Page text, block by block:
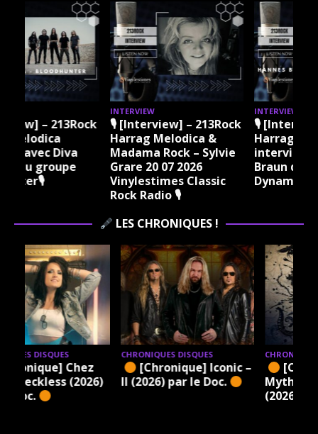
🎙 [Interview] – 213Rock
Harrag Melodica &
Madama Rock – Sylvie
Grare 20 07 2026
Vinylestimes Classic
🎙 [Interview] – 213Rock
Harrag Melodica Live
interview avec Hannes
Braun du groupe Kissin
Dynamite 🎙
LES CHRONIQUES !
CHRONIQUES DISQUES
[Chronique] Iconic –
II (2026) par le Doc.
CHRONIQUES DISQUES
[Chronique] Lalu – A
Mythmaker’s Demise
(2026) par le Doc.